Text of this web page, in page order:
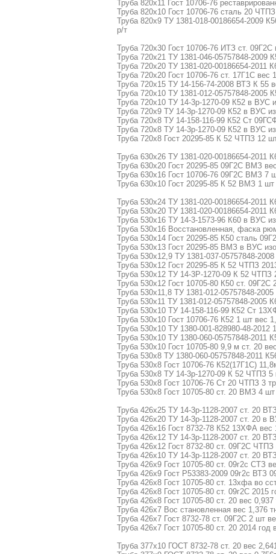
Труба 820х11 Гост 10706-76
Труба 820х10 Гост 10706-76 сталь 20
Труба 820х9 ТУ 1381-018-00186654-2009
р/т
Труба 720х30 Гост 10706-76 ИТЗ ст.
Труба 720х21 ТУ 1381-046-05757848-
Труба 720х20 ТУ 1381-020-00186654-2011
Труба 720х20 Гост 10706-76 ст. 17Г1С вес
Труба 720х15 ТУ 14-156-74-2008 ВТЗ К 55
Труба 720х10 ТУ 1381-012-05757848-2005
Труба 720х10 ТУ 14-3р-1270-09 К52 в ВУС
Труба 720х9 ТУ 14-3р-1270-09 К52 в ВУС
Труба 720х8 ТУ 14-158-116-99 К52 Ст
Труба 720х8 ТУ 14-3р-1270-09 К52 в ВУС
Труба 720х8 Гост 20295-85 К 52 ЧТПЗ 12
Труба 630х26 ТУ 1381-020-00186654-2011
Труба 630х20 Гост 20295-85 09Г2С ВМЗ
Труба 630х16 Гост 10706-76 09Г2С ВМЗ 7
Труба 630х10 Гост 20295-85 К 52 ВМЗ 1
Труба 530х24 ТУ 1381-020-00186654-2011
Труба 530х20 ТУ 1381-020-00186654-2011
Труба 530х16 ТУ 14-3-1573-96 К60 в ВУС
Труба 530х16 Восстановленная, фаска
Труба 530х14 Гост 20295-85 К50 сталь
Труба 530х13 Гост 20295-85 ВМЗ в ВУС
Труба 530х12,9 ТУ 1381-037-05757848-
Труба 530х12 Гост 20295-85 К 52 ЧТПЗ
Труба 530х12 ТУ 14-3Р-1270-09 К 52 ЧТПЗ
Труба 530х12 Гост 10705-80 К50 ст.
Труба 530х11,8 ТУ 1381-012-05757848-
Труба 530х11 ТУ 1381-012-05757848-2005
Труба 530х10 ТУ 14-158-116-99 К52 Ст
Труба 530х10 Гост 10706-76 К52 1 шт вес
Труба 530х10 ТУ 1380-001-828980-48-
Труба 530х10 ТУ 1380-060-05757848-2011
Труба 530х10 Гост 10705-80 9,9 м ст. 20
Труба 530х8 ТУ 1380-060-05757848-2011
Труба 530х8 Гост 10706-76 К52(17Г1С)
Труба 530х8 ТУ 14-3р-1270-09 К 52 ЧТПЗ
Труба 530х8 Гост 10706-76 Ст 20 ЧТПЗ 3
Труба 530х8 Гост 10705-80 ст. 20 ВМЗ 4
Труба 426х25 ТУ 14-3р-1128-2007 ст. 20
Труба 426х20 ТУ 14-3р-1128-2007 ст. 20 в
Труба 426х16 Гост 8732-78 К52 13ХФА вес
Труба 426х12 ТУ 14-3р-1128-2007 ст. 20
Труба 426х12 Гост 8732-80 ст. 09Г2С
Труба 426х10 ТУ 14-3р-1128-2007 ст. 20
Труба 426х9 Гост 10705-80 ст. 09г2с СТЗ
Труба 426х9 Гост Р53383-2009 09г2с ВТЗ
Труба 426х8 Гост 10705-80 ст. 13хфа во
Труба 426х8 Гост 10705-80 ст. 09г2С
Труба 426х8 Гост 10705-80 ст. 20 вес
Труба 426х7 Вос становленная вес 1,376
Труба 426х7 Гост 8732-78 ст. 09Г2С 2 шт
Труба 426х7 Гост 10705-80 ст. 20 2014
Труба 377х10 ГОСТ 8732-78 ст. 20 вес